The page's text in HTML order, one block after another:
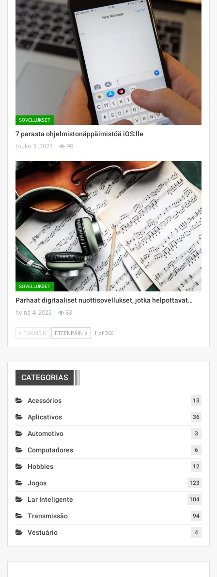
SOVELLUKSET
7 parasta ohjelmistonäppäimistöä iOS:lle
touko 3, 2022 99
SOVELLUKSET
Parhaat digitaaliset nuottisovellukset, jotka helpottavat…
heinä 4, 2022 83
TAKAISIN ETEENPÄIN 1 of 360
CATEGORIAS
Acessórios 13
Aplicativos 36
Automotivo 3
Computadores 6
Hobbies 12
Jogos 123
Lar Inteligente 104
Transmissão 94
Vestuário 4